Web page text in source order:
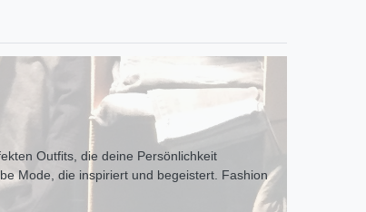
Outfits, die deine Persönlichkeit
Mode, die inspiriert und begeistert. Fashion